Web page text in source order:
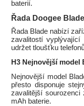
baterií.
Řada Doogee Blade
Řada Blade nabízí
zavalitostí vyplývající
udržet tloušťku
H3 Nejnovější model
Nejnovější model
přesto disponuje
zavalitější
mAh baterie.